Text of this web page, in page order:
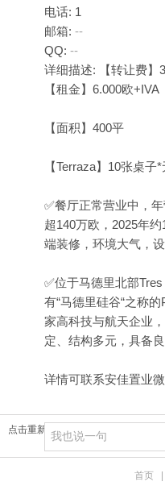
电话: 1
邮箱: --
QQ: --
详细描述: 【转让费】
【租金】6.000欧+IVA
【面积】400平
【Terraza】10张桌子
✅餐厅正常营业中，
超140万欧，2025年
端装修，环境大气，
✅位于马德里北部
有“马德里硅谷“之称
家高科技与航天企业
定、结构多元，具备
详情可联系安佳置业
点击重新加载
首页